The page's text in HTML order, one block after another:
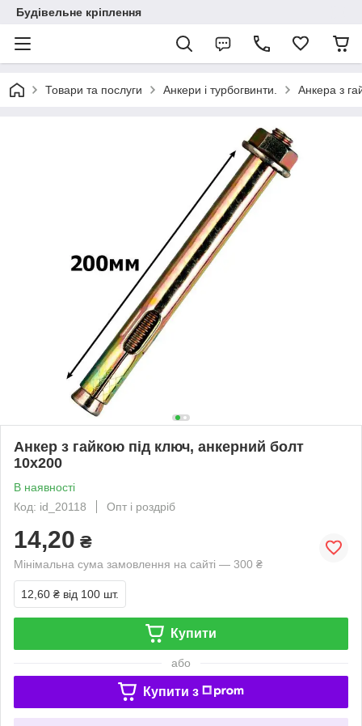
Будівельне кріплення
Товари та послуги Анкери і турбогвинти. Анкера з
Анкер з гайкою під ключ, анкерний болт
10х200
В наявності
Код: id_20118
Опт і роздріб
14,20 ₴
Мінімальна сума замовлення на сайті — 300 ₴
12,60 ₴ від 100 шт.
Купити
або
Купити з